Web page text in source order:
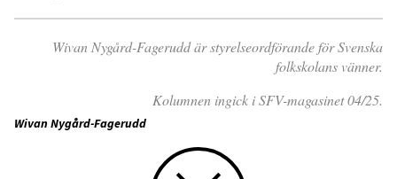
Wivan Nygård-Fagerudd är styrelseordförande för Svenska
folkskolans vänner.
Kolumnen ingick i SFV-magasinet 04/25.
Wivan Nygård-Fagerudd